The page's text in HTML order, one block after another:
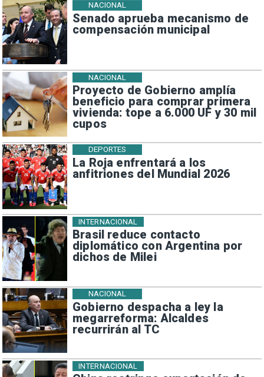
Senado aprueba mecanismo de
compensación municipal
NACIONAL
Proyecto de Gobierno amplía
beneficio para comprar primera
vivienda: tope a 6.000 UF y 30 mil
cupos
NACIONAL
La Roja enfrentará a los
anfitriones del Mundial 2026
DEPORTES
Brasil reduce contacto
diplomático con Argentina por
dichos de Milei
INTERNACIONAL
Gobierno despacha a ley la
megarreforma: Alcaldes
recurrirán al TC
NACIONAL
INTERNACIONAL